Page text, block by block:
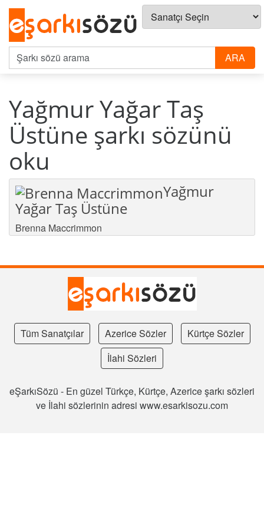
Yağmur Yağar Taş
Üstüne şarkı sözünü
oku
Yağmur
Yağar Taş Üstüne
Brenna Maccrimmon
Tüm Sanatçılar Azerice Sözler
Kürtçe Sözler
İlahi Sözleri
eŞarkıSözü - En güzel Türkçe, Kürtçe, Azerice şarkı sözleri
ve İlahi sözlerinin adresi www.esarkisozu.com